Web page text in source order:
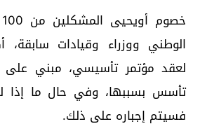
الوطني ووزراء وقيادات
لعقد مؤتمر تأسيسي، مبني على
تأسس بسببها، وفي حال ما إذا
فسيتم إجباره على ذلك.